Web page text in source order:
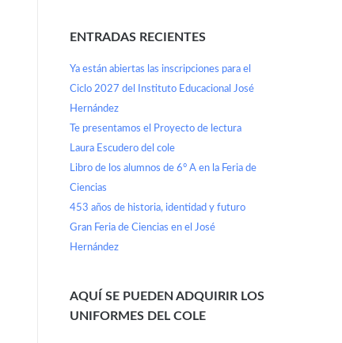
ENTRADAS RECIENTES
Ya están abiertas las inscripciones para el
Ciclo 2027 del Instituto Educacional José
Hernández
Te presentamos el Proyecto de lectura
Laura Escudero del cole
Libro de los alumnos de 6° A en la Feria de
Ciencias
453 años de historia, identidad y futuro
Gran Feria de Ciencias en el José
Hernández
AQUÍ SE PUEDEN ADQUIRIR LOS
UNIFORMES DEL COLE